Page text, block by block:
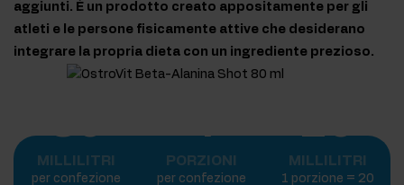
aggiunti. È un prodotto creato appositamente per gli
atleti e le persone fisicamente attive che desiderano
integrare la propria dieta con un ingrediente prezioso.
80
MILLILITRI
per confezione
4
PORZIONI
per confezione
20
MILLILITRI
1 porzione = 20